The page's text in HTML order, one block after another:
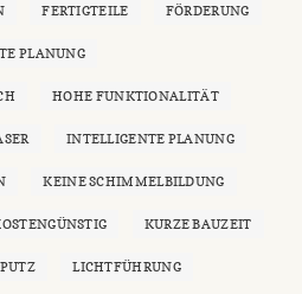
FERTIGTEILE FÖRDERUNG
PLANUNG
HOHE FUNKTIONALITÄT
INTELLIGENTE PLANUNG
KEINE SCHIMMELBILDUNG
KURZE BAUZEIT
LICHTFÜHRUNG